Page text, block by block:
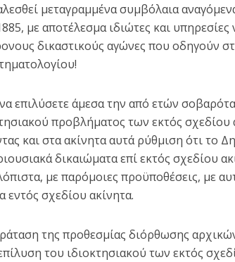
μεταγραμμένα συμβόλαια
με αποτέλεσμα ιδιώτες και υπηρεσίες
δικαστικούς αγώνες που οδηγούν
επιλύσετε άμεσα την από ετών
προβλήματος των εκτός σχεδίου
και στα ακίνητα αυτά ρύθμιση ότι το
δικαιώματα επί εκτός σχεδίου
με παρόμοιες προϋποθέσεις, με
εντός σχεδίου ακίνητα.
της προθεσμίας διόρθωσης
του ιδιοκτησιακού των εκτός